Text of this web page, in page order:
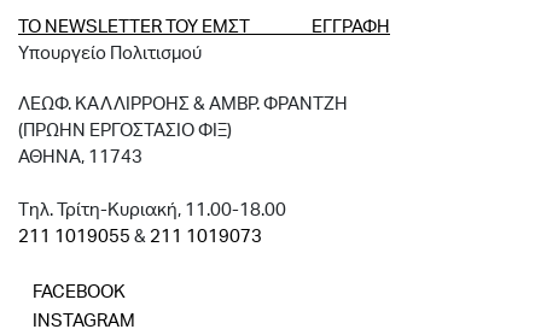
ΤΟ NEWSLETTER ΤΟΥ ΕΜΣΤ ΕΓΓΡΑΦΗ
Υπουργείο Πολιτισμού
ΛΕΩΦ. ΚΑΛΛΙΡΡΟΗΣ & ΑΜΒΡ. ΦΡΑΝΤΖΗ
(ΠΡΩΗΝ ΕΡΓΟΣΤΑΣΙΟ ΦΙΞ)
ΑΘΗΝΑ, 11743
Tηλ. Τρίτη-Κυριακή, 11.00-18.00
211 1019055 & 211 1019073
FACEBOOK
INSTAGRAM